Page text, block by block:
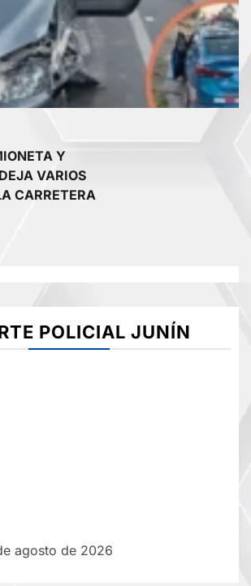
Y
VARIOS
CARRETERA
POLICIAL JUNÍN
agosto de 2026